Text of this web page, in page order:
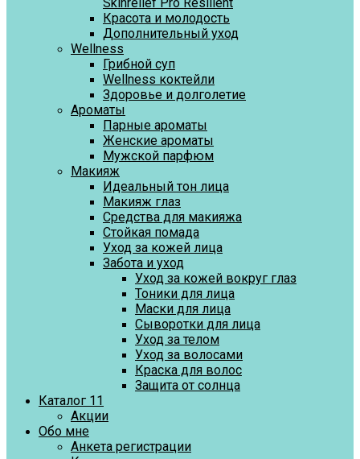
Красота и молодость
Дополнительный уход
Wellness
Грибной суп
Wellness коктейли
Здоровье и долголетие
Ароматы
Парные ароматы
Женские ароматы
Мужской парфюм
Макияж
Идеальный тон лица
Макияж глаз
Средства для макияжа
Стойкая помада
Уход за кожей лица
Забота и уход
Уход за кожей вокруг глаз
Тоники для лица
Маски для лица
Сыворотки для лица
Уход за телом
Уход за волосами
Краска для волос
Защита от солнца
Каталог 11
Акции
Обо мне
Анкета регистрации